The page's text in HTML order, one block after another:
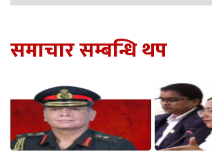
समाचार सम्बन्धि थप